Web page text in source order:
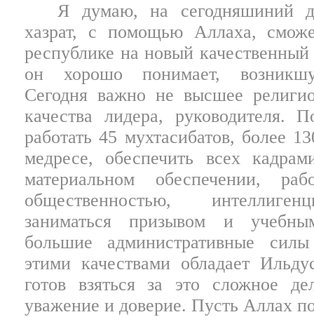
Я думаю, на сегодняшиний
хазрат, с помощью Аллаха,
республике на новый
он хорошо понимает,
Сегодня важно не высшее
качества лидера, руководителя.
работать 45 мухтасибатов, более
медресе, обеспечить всех
материальном обеспечении,
общественностью,
заниматься призывом и
большие административные
этими качествами обладает
готов взяться за это сложное
уважение и доверие. Пусть Аллах